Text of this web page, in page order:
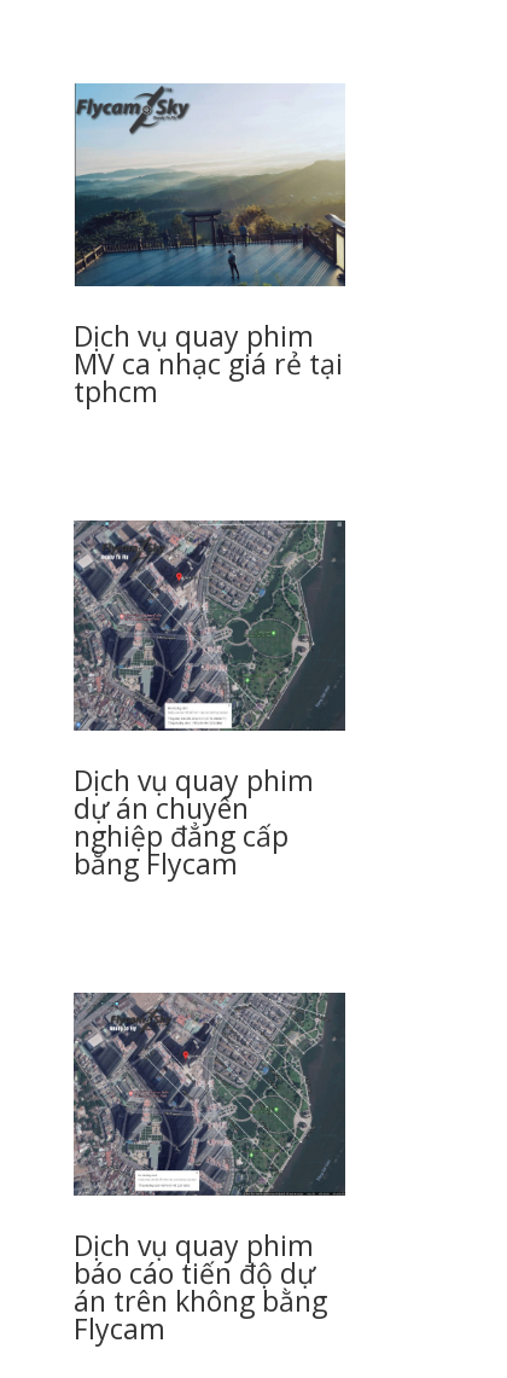
Dịch vụ quay phim
MV ca nhạc giá rẻ tại
tphcm
Dịch vụ quay phim
dự án chuyên
nghiệp đẳng cấp
bằng Flycam
Dịch vụ quay phim
báo cáo tiến độ dự
án trên không bằng
Flycam